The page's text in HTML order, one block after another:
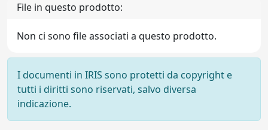
File in questo prodotto:
Non ci sono file associati a questo prodotto.
I documenti in IRIS sono protetti da copyright e
tutti i diritti sono riservati, salvo diversa
indicazione.